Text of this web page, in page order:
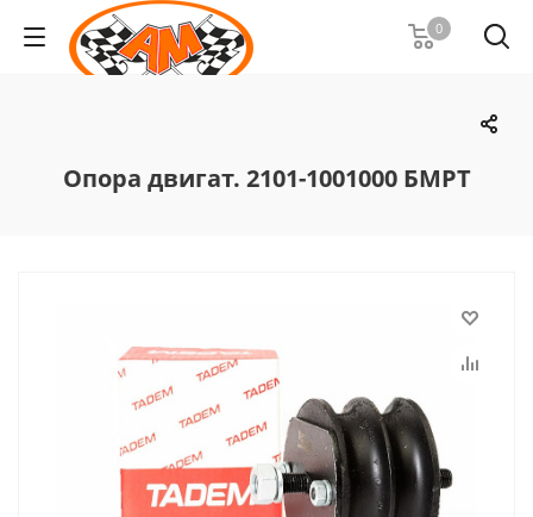
0
Опора двигат. 2101-1001000 БМРТ